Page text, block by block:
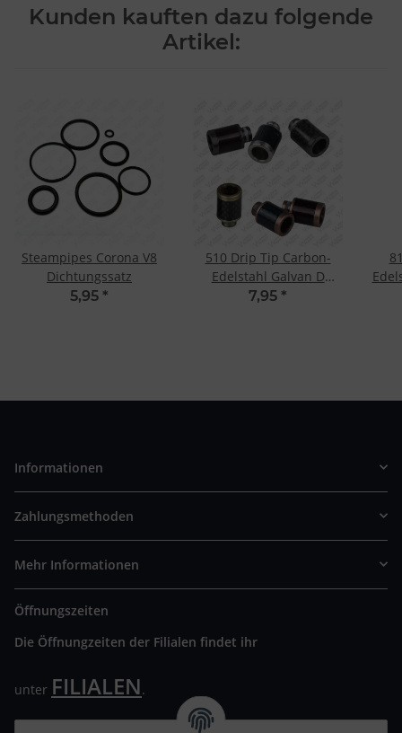
Kunden kauften dazu folgende
Artikel:
Steampipes Corona V8
Dichtungssatz
5,95 *
510 Drip Tip Carbon-
Edelstahl Galvan D
Gunmetal Schwarz
7,95 *
Informationen
Zahlungsmethoden
Mehr Informationen
Öffnungszeiten
Die Öffnungzeiten der Filialen findet ihr
unter FILIALEN.
Wir freuen uns auf Euren Besuch. Bitte beachtet die